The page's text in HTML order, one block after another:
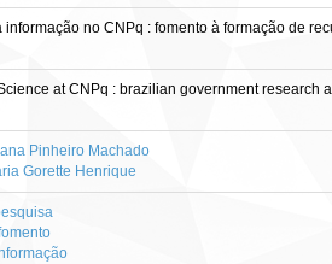
informação no CNPq : fomento à formação de
at CNPq : brazilian government research
Pinheiro Machado
Gorette Henrique